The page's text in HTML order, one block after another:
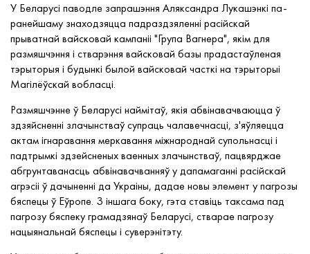
У Беларусі паводле запрашэння Аляксандра Лукашэнкі па-
ранейшаму знаходзяцца падраздзяленні расійскай
прыватнай вайсковай кампаніі "Група Вагнера", якім для
размяшчэння і стварэння вайсковай базы прадастаўленая
тэрыторыя і будынкі былой вайсковай часткі на тэрыторыі
Магілёўскай вобласці.
Размяшчэнне ў Беларусі наймітаў, якія абвінавачваюцца ў
здзяйсненні злачынстваў супраць чалавечнасці, з'яўляецца
актам ігнаравання меркавання міжнароднай супольнасці і
падтрымкі здзейсненых ваенных злачынстваў, пацвярджае
абгрунтаванасць абвінавачванняў у дапамаганні расійскай
агрэсіі ў дачыненні да Украіны, дадае новы элемент у пагрозы
бяспецы ў Еўропе. З іншага боку, гэта ставіць таксама пад
пагрозу бяспеку грамадзянаў Беларусі, стварае пагрозу
нацыянальнай бяспецы і суверэнітэту.